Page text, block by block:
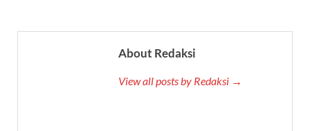
About Redaksi
View all posts by Redaksi →